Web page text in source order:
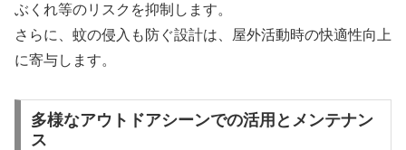
ぶくれ等のリスクを抑制します。
さらに、蚊の侵入も防ぐ設計は、屋外活動時の快適性向上
に寄与します。
多様なアウトドアシーンでの活用とメンテナン
ス